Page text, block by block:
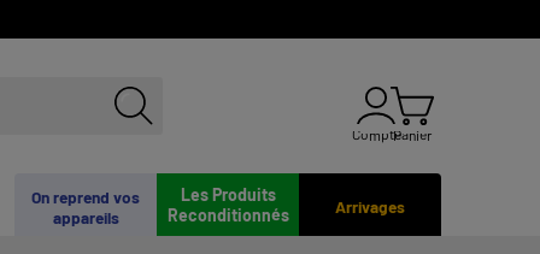
ComptePanier
Arrivages
Les Produits
Reconditionnés
On reprend vos
appareils